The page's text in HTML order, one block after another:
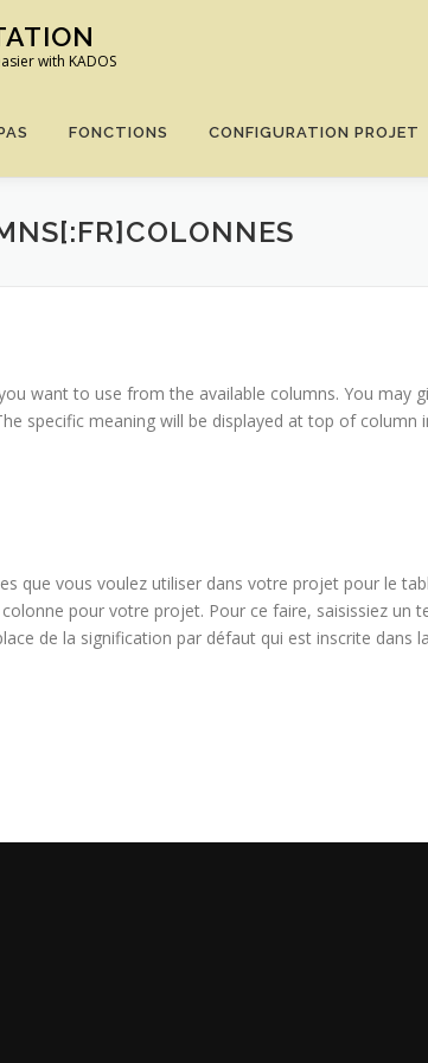
with KADOS
FONCTIONS CONFIGURATION PROJET
want to use from the available columns. You may
specific meaning will be displayed at top of column
que vous voulez utiliser dans votre projet pour le
pour votre projet. Pour ce faire, saisissiez un
de la signification par défaut qui est inscrite dans